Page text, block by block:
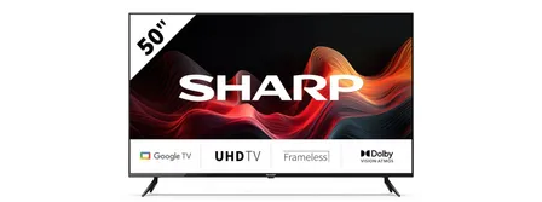
Catégories